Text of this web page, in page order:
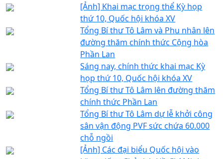
[Ảnh] Khai mạc trọng thể Kỳ họp
thứ 10, Quốc hội khóa XV
Tổng Bí thư Tô Lâm và Phu nhân lên
đường thăm chính thức Cộng hòa
Phần Lan
Sáng nay, chính thức khai mạc Kỳ
họp thứ 10, Quốc hội khóa XV
Tổng Bí thư Tô Lâm lên đường thăm
chính thức Phần Lan
Tổng Bí thư Tô Lâm dự lễ khởi công
sân vận động PVF sức chứa 60.000
chỗ ngồi
[Ảnh] Các đại biểu Quốc hội vào